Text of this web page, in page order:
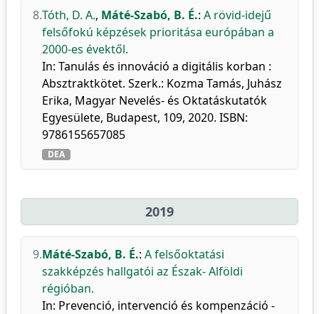
8.Tóth, D. A., Máté-Szabó, B. É.: A rövid-idejű
felsőfokú képzések prioritása európában a
2000-es évektől.
In: Tanulás és innováció a digitális korban :
Absztraktkötet. Szerk.: Kozma Tamás, Juhász
Erika, Magyar Nevelés- és Oktatáskutatók
Egyesülete, Budapest, 109, 2020. ISBN:
9786155657085
DEA
2019
9.Máté-Szabó, B. É.: A felsőoktatási
szakképzés hallgatói az Észak- Alföldi
régióban.
In: Prevenció, intervenció és kompenzáció -